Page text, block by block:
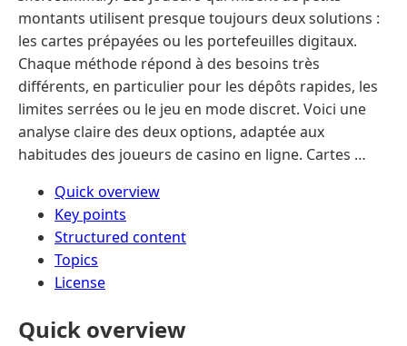
montants utilisent presque toujours deux solutions :
les cartes prépayées ou les portefeuilles digitaux.
Chaque méthode répond à des besoins très
différents, en particulier pour les dépôts rapides, les
limites serrées ou le jeu en mode discret. Voici une
analyse claire des deux options, adaptée aux
habitudes des joueurs de casino en ligne. Cartes …
Quick overview
Key points
Structured content
Topics
License
Quick overview